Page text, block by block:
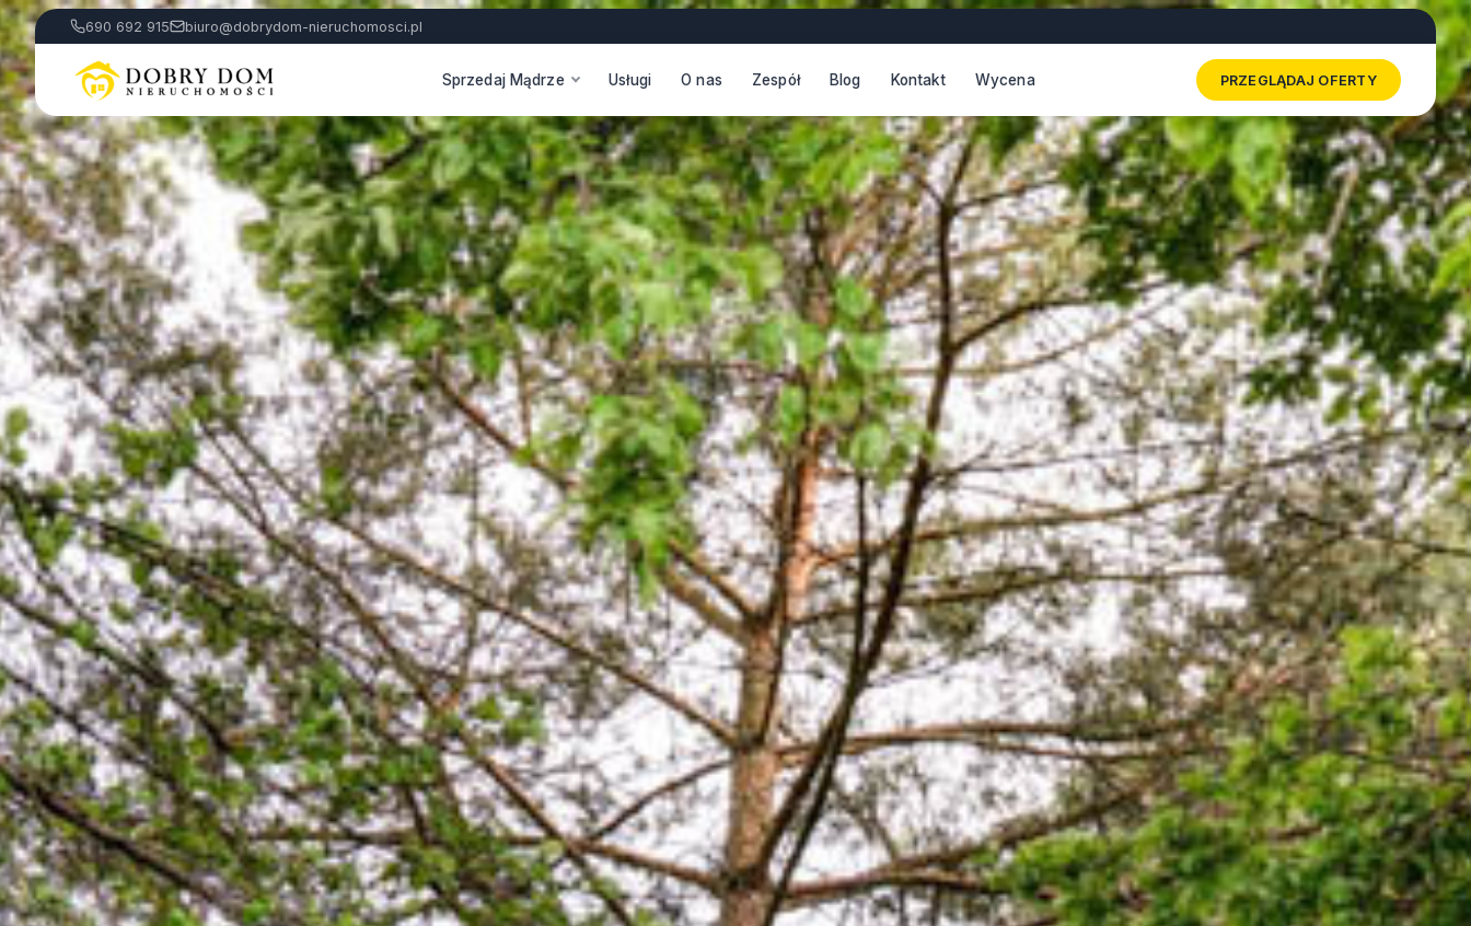
690 692 915 biuro@dobrydom-nieruchomosci.pl
Sprzedaj Mądrze Usługi O nas Zespół Blog Kontakt Wycena PRZEGLĄDAJ OFERTY